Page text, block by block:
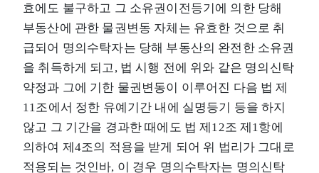
효에도 불구하고 그 소유권이전등기에 의한 당해
부동산에 관한 물권변동 자체는 유효한 것으로 취
급되어 명의수탁자는 당해 부동산의 완전한 소유권
을 취득하게 되고, 법 시행 전에 위와 같은 명의신탁
약정과 그에 기한 물권변동이 이루어진 다음 법 제
11조에서 정한 유예기간 내에 실명등기 등을 하지
않고 그 기간을 경과한 때에도 법 제12조 제1항에
의하여 제4조의 적용을 받게 되어 위 법리가 그대로
적용되는 것인바, 이 경우 명의수탁자는 명의신탁